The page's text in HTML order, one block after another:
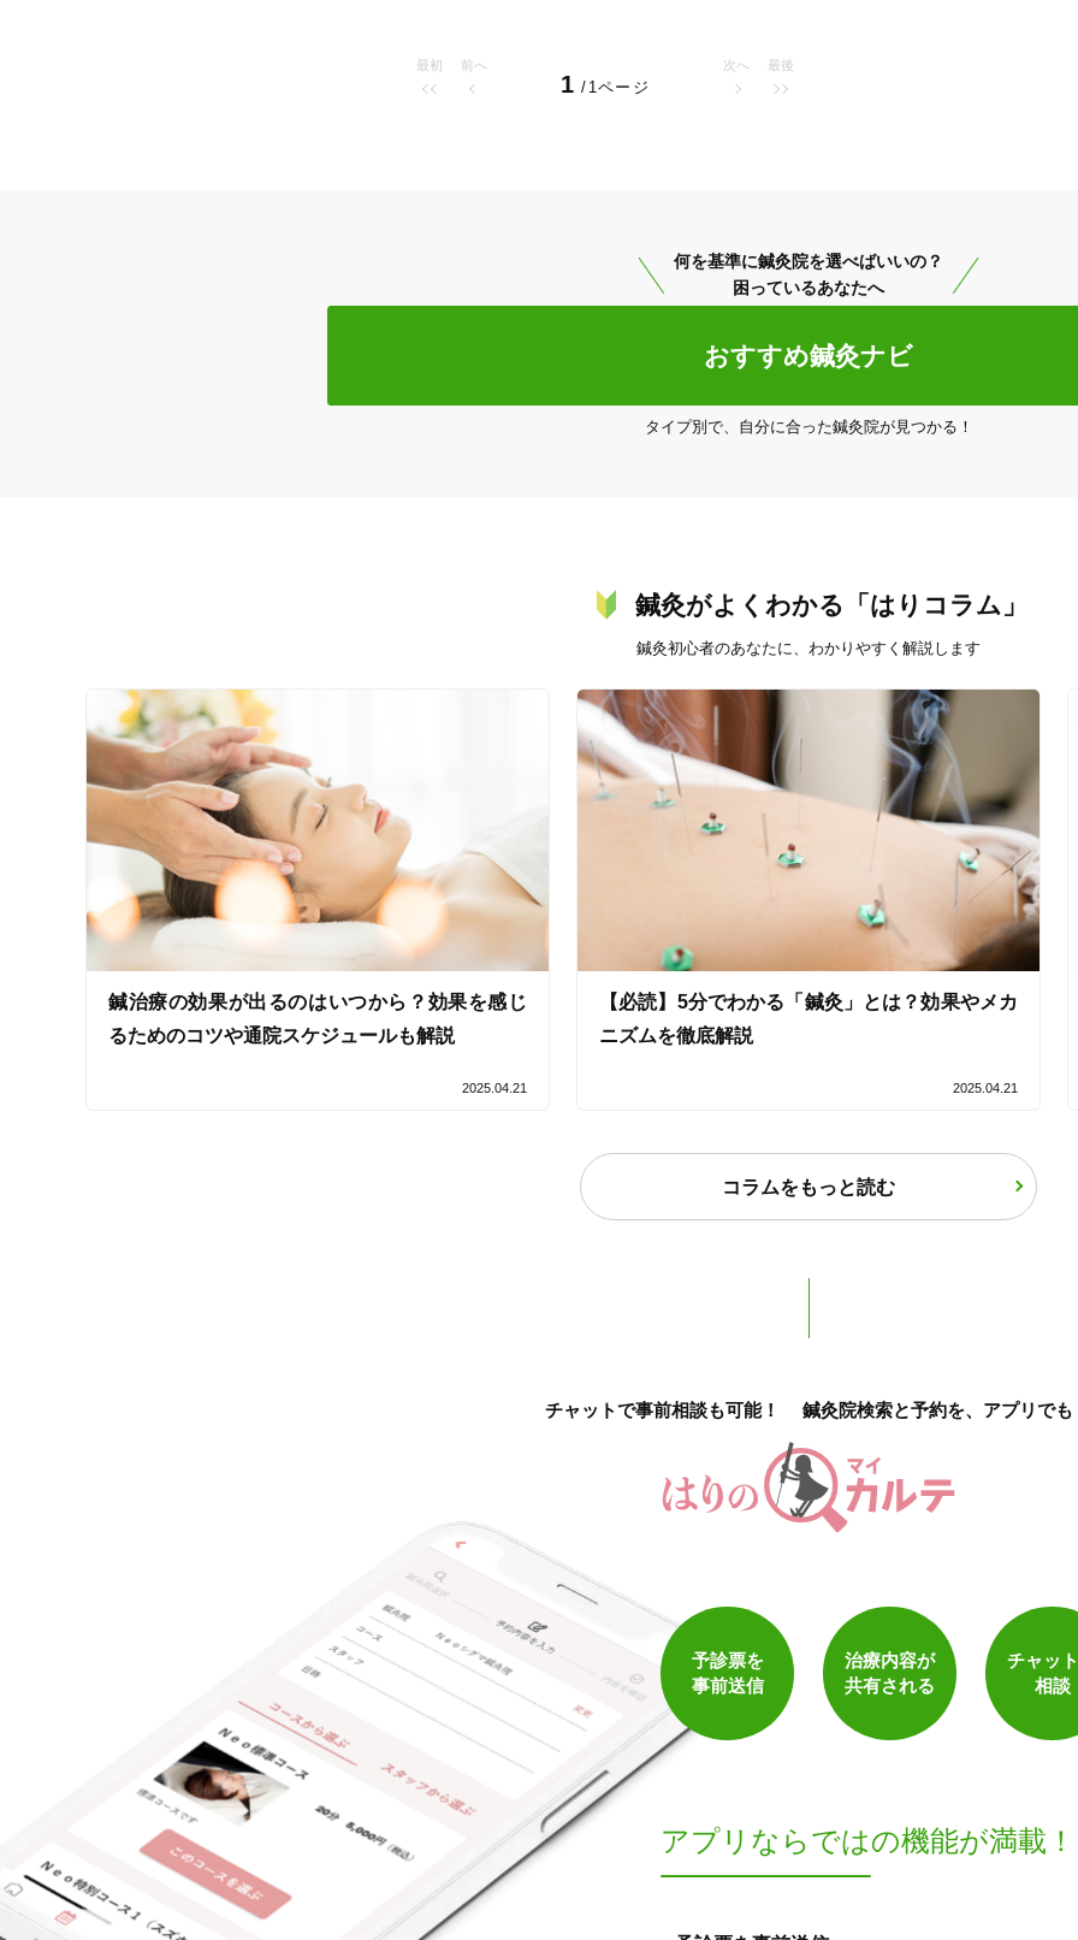
女性向けの特徴
支払いに関する特徴
保険適用の相談可 地域支援クーポン可
クレカ可
キーワード
2 件
最初 前へ
1 /1ページ
次へ 最後
「健康にはりを見た」
何を基準に鍼灸院を選べばいいの？
困っているあなたへ
おすすめ鍼灸ナビ
タイプ別で、自分に合った鍼灸院が見つかる！
鍼灸がよくわかる「はりコラム」
鍼灸初心者のあなたに、わかりやすく解説します
鍼治療の効果が出るのはいつから？効果を感じ
るためのコツや通院スケジュールも解説
2025.04.21
【必読】5分でわかる「鍼灸」とは？効果やメカ
ニズムを徹底解説
2025.04.21
コラムをもっと読む
チャットで事前相談も可能！ 鍼灸院検索と予約を、アプリでも
予診票を
事前送信
治療内容が
共有される
チャッ
相談
アプリならではの機能が満載！